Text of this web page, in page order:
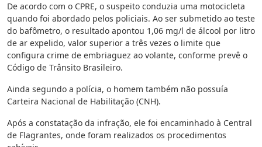
De acordo com o CPRE, o suspeito conduzia uma motocicleta
quando foi abordado pelos policiais. Ao ser submetido ao teste
do bafômetro, o resultado apontou 1,06 mg/l de álcool por litro
de ar expelido, valor superior a três vezes o limite que
configura crime de embriaguez ao volante, conforme prevê o
Código de Trânsito Brasileiro.
Ainda segundo a polícia, o homem também não possuía
Carteira Nacional de Habilitação (CNH).
Após a constatação da infração, ele foi encaminhado à Central
de Flagrantes, onde foram realizados os procedimentos